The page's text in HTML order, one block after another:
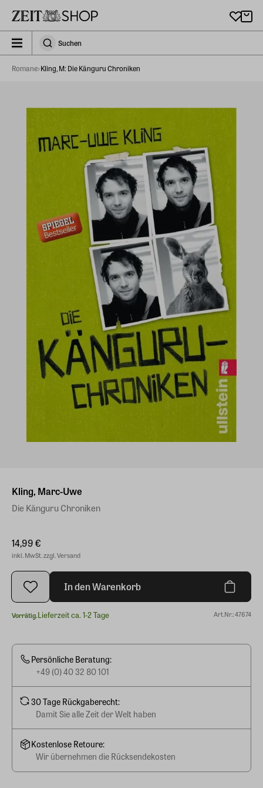
zeit_storefront.components.search.collapsed
SuchenSuchen
Romane Kling, M: Die Känguru Chroniken
Kling, Marc-Uwe
Die Känguru Chroniken
14,99 €
inkl. MwSt. zzgl. Versand
In den Warenkorb
Vorrätig.Lieferzeit ca. 1-2 Tage Art.Nr.: 47674
Persönliche Beratung:
+49 (0) 40 32 80 101
30 Tage Rückgaberecht:
Damit Sie alle Zeit der Welt haben
Kostenlose Retoure:
Wir übernehmen die Rücksendekosten